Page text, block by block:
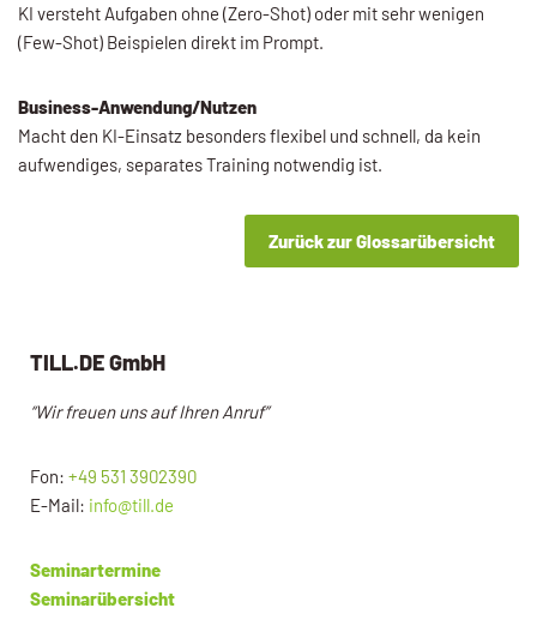
KI versteht Aufgaben ohne (Zero-Shot) oder mit sehr wenigen
(Few-Shot) Beispielen direkt im Prompt.
Business-Anwendung/Nutzen
Macht den KI-Einsatz besonders flexibel und schnell, da kein
aufwendiges, separates Training notwendig ist.
Zurück zur Glossarübersicht
TILL.DE GmbH
“Wir freuen uns auf Ihren Anruf”
Fon: +49 531 3902390
E-Mail: info@till.de
Seminartermine
Seminarübersicht